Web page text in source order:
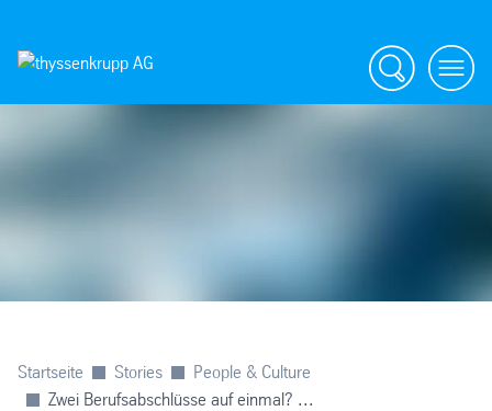
Suche menü
Startseite Stories
People & Culture
Zwei Berufsabschlüsse auf einmal? ...